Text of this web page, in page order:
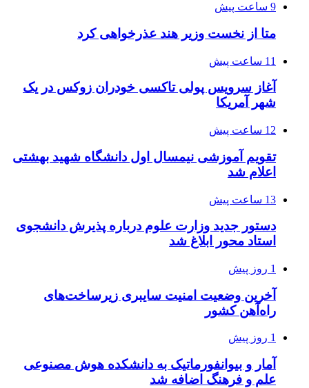
9 ساعت پیش
متا از نخست وزیر هند عذرخواهی کرد
11 ساعت پیش
آغاز سرویس پولی تاکسی خودران زوکس در یک
شهر آمریکا
12 ساعت پیش
تقویم آموزشی نیمسال اول دانشگاه شهید بهشتی
اعلام شد
13 ساعت پیش
دستور جدید وزارت علوم درباره پذیرش دانشجوی
استاد محور ابلاغ شد
1 روز پیش
آخرین وضعیت امنیت سایبری زیرساخت‌های
راه‌آهن کشور
1 روز پیش
آمار و بیوانفورماتیک به دانشکده هوش مصنوعی
علم و فرهنگ اضافه شد